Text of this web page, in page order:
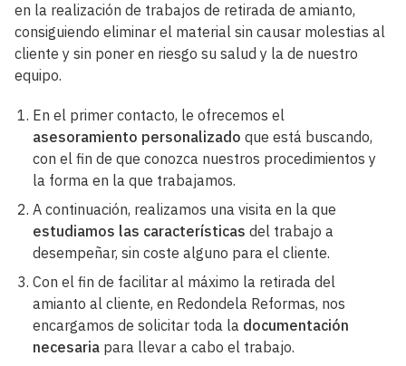
en la realización de trabajos de retirada de amianto,
consiguiendo eliminar el material sin causar molestias al
cliente y sin poner en riesgo su salud y la de nuestro
equipo.
En el primer contacto, le ofrecemos el
asesoramiento personalizado que está buscando,
con el fin de que conozca nuestros procedimientos y
la forma en la que trabajamos.
A continuación, realizamos una visita en la que
estudiamos las características del trabajo a
desempeñar, sin coste alguno para el cliente.
Con el fin de facilitar al máximo la retirada del
amianto al cliente, en Redondela Reformas, nos
encargamos de solicitar toda la documentación
necesaria para llevar a cabo el trabajo.